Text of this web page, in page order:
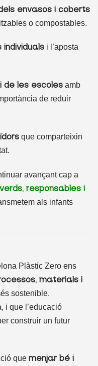
envasos i coberts
o compostables.
individualsi l’aposta
de les escolesamb
de reduir
que comparteixin
avançant cap a
responsables i
als infants
Plàstic Zero ens
materials i
sostenible.
i que l’educació
construir un futur
que menjar bé i